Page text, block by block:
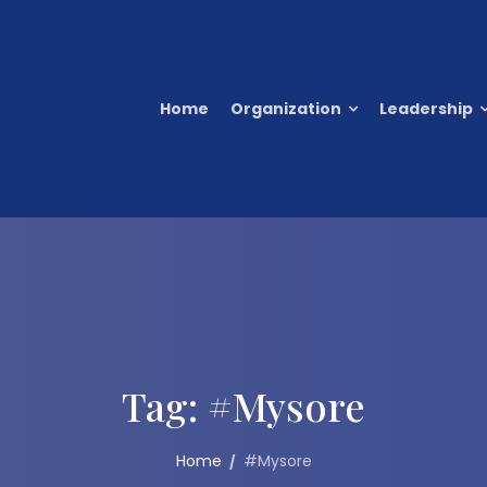
Home Organization Leadership
Tag: #Mysore
Home #Mysore